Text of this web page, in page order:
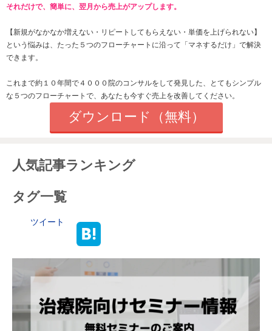
それだけで、簡単に、翌月から売上がアップします。
【新規がなかなか増えない・ リピートしてもらえない ・単価を上げられない】
という悩みは、たった ５つのフローチャートに沿って「マネするだけ」で解決
できます。
これまで約１０年間で４０００院のコンサルをして発見した、とてもシンプル
な５つのフローチャートで、あなたも今すぐ売上を改善してください。
ダウンロード（無料）
人気記事ランキング
タグ一覧
ツイート